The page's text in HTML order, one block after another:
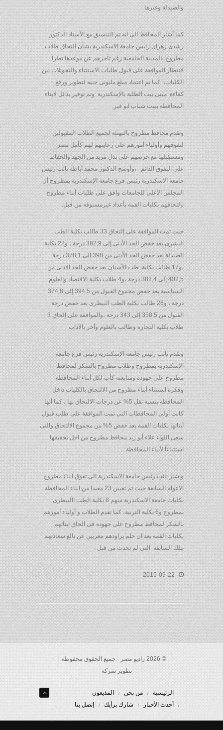
والصيدلة وغيرها
كما أشار المحافظ الى انه تم التنسيق مع الأستاذ الدكتور
رشدى زهران رئيس جامعة الاسكندرية بشأن التحاق طلاب
مطروح بالمدينة الجامعية رغم تأخرهم عن موعدها نظرا
لانتظار الموافقة على قبول طلبات الاستثناء والتحويلات بين
الكليات، كما تم اعتماد مبلغ مليونى جنيه لتطوير ورفع
كفاءة مبنى بيت الطلبة بالإسكندرية وتم توفير بدائل لابناء
المحافظة ببيت شباب ابو قير.
وتقدم محافظ مطروح بالتهنئة لجميع الطلاب المقبولين
لتفوقهم وأولياء أمورهم على رعايتهم لهم كأمل مصر
ومستقبلها مع حرصهم على بذل مزيد من الجهد والحفاظ
على التفوق الدائم ،وأوضح الدكتور محمد أباظة نائب رئيس
جامعة الاسكندرية رئيس فرع جامعة الإسكندرية بمطروح أن
المجلس الأعلى للجامعات وافق على طلبات أبناء مطروح
بإلتحاقهم بكليات القمة بأعداد غيرمسبوقه من قبل.
حيث تمت الموافقة على إلتحاق 33 طالب بكلية الطب
البشرى بعد خفض الحد الأدنى إلى 382,9 درجة ، و22 بكلية
الصيدلة بعد خفض الحد الأدنى من 398 الى 378,1 درجة
،و17 طالب بكلية طب الأسنان بعد خفض الحد الادنى من
402,5 إلى 382,4 درجة ،و4 طلاب بكلية الاقتصاد والعلوم
السياسية بعد خفض مجموع القبول من 394,5 إلى 374,8
درجة ، و26 طالب بكلية الطب البيطرى بعد خفض درجة
القبول من 358,5 إلى 343 درجة ،والموافقة على إلحاق 3
طلاب بكلية التجارة وطالب بالعلوم وأخر بالآداب
وتقدم نائب رئيس جامعة الإسكندرية رئيس فرع جامعة
الإسكندرية بمطروح وطلاب مطروح بالشكر لمحافظ
مطروح على جهوده ومتابعته كأب لكل أبناء المحافظة
وفكرة استثناء أبناء مطروح من الالتحاق بالكليات داخل
المحافظة بنسبة تقل 5% عن درجات الالتحاق بها ، كما أنها
كانت أولى المحافظات التى تمت الموافقة على طلب قبول
أبنائها بكليات القمة بعد خفض 5% من مجموع الالتحاق والتى
سعى اللواء علاء أبو زيد محافظ مطروح من اجل تحقيقها
استثناءاً لأبناء المحافظة
واشار نائب رئيس جامعة الاسكندرية الى تفوق ابناء مطروح
الاعوام السابقة حيث تم تعيين 23 معيدا من ابناء المحافظة
بكليات جامعة الاسكندرية منهم 8 بكلية الطب االبيطرى
بمطروح و6 بكلية التربية، كما تقدم الطلاب و أولياء أمورهم
بالشكر لمحافظ مطروح على جهوده فى الحاق ابنائهم
بكليات القمة بعد ان حلم يراودهم معربين عن بالغ سعادتهم
بتلك السابقة التى لم تحدث من قبل .
2015-09-22
© 2026 راديو مصر - جميع الحقوق محفوظة. |
تطوير شركة
الرئيسية من نحن
المذيعون
أحدث الأخبار
شارك برأيك إتصل بنا